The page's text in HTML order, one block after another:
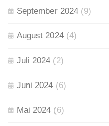
September 2024 (9)
August 2024 (4)
Juli 2024 (2)
Juni 2024 (6)
Mai 2024 (6)